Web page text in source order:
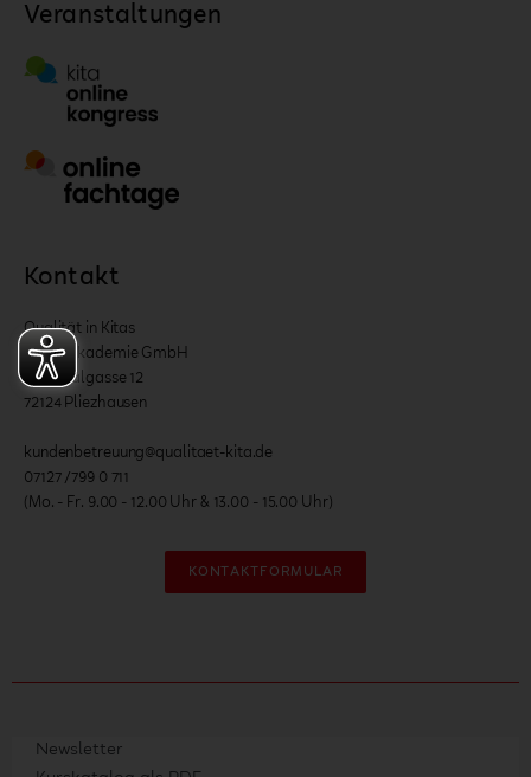
Veranstaltungen
Kontakt
Qualität in Kitas
Onlineakademie GmbH
Nationalgasse 12
72124 Pliezhausen
kundenbetreuung@qualitaet-kita.de
07127 /799 0 711
(Mo. - Fr. 9.00 - 12.00 Uhr & 13.00 - 15.00 Uhr)
KONTAKTFORMULAR
Newsletter